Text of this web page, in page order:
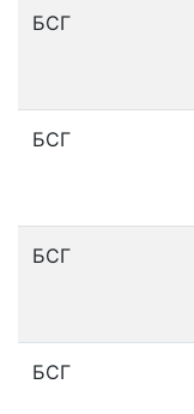
БСГ
БСГ
БСГ
БСГ